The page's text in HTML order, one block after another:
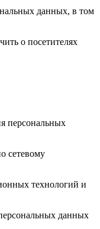
данных, в том
о посетителях
персональных
сетевому
технологий и
данных